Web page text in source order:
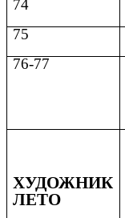
74
75
76-77
ХУДОЖНИК
ЛЕТО